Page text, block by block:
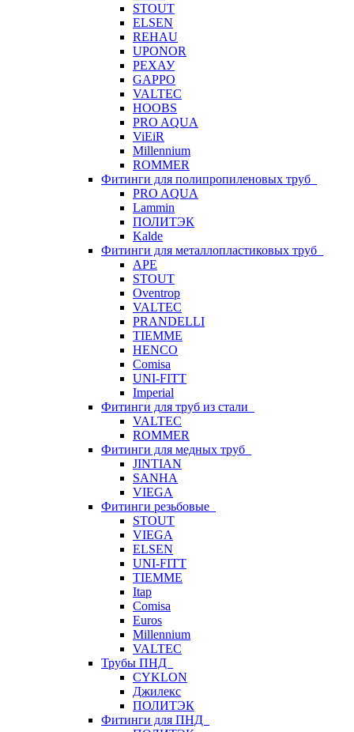
STOUT
ELSEN
REHAU
UPONOR
РЕХАУ
GAPPO
VALTEC
HOOBS
PRO AQUA
ViEiR
Millennium
ROMMER
Фитинги для полипропиленовых труб
PRO AQUA
Lammin
ПОЛИТЭК
Kalde
Фитинги для металлопластиковых труб
APE
STOUT
Oventrop
VALTEC
PRANDELLI
TIEMME
HENCO
Comisa
UNI-FITT
Imperial
Фитинги для труб из стали
VALTEC
ROMMER
Фитинги для медных труб
JINTIAN
SANHA
VIEGA
Фитинги резьбовые
STOUT
VIEGA
ELSEN
UNI-FITT
TIEMME
Itap
Comisa
Euros
Millennium
VALTEC
Трубы ПНД
CYKLON
Джилекс
ПОЛИТЭК
Фитинги для ПНД